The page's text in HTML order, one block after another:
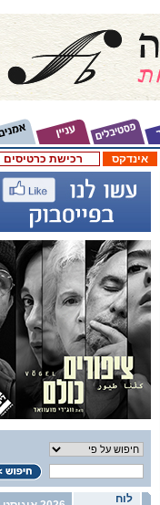
רכישת כרטיסים אינדקס
לוח